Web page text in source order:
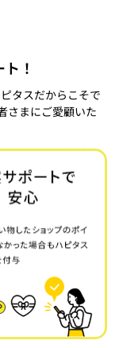
！
タスだからこそで
さまにご愛顧いた